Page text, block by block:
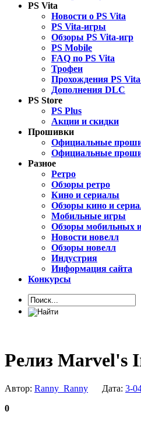
PS Vita
Новости о PS Vita
PS Vita-игры
Обзоры PS Vita-игр
PS Mobile
FAQ по PS Vita
Трофеи
Прохождения PS
Дополнения DLC
PS Store
PS Plus
Акции и скидки
Прошивки
Официальные
Официальные
Разное
Ретро
Обзоры ретро
Кино и сериалы
Обзоры кино и
Мобильные игры
Обзоры мобильных
Новости новелл
Обзоры новелл
Индустрия
Информация сайта
Конкурсы
Релиз Marvel's
Автор: Ranny_Ranny Дата: 3-
0